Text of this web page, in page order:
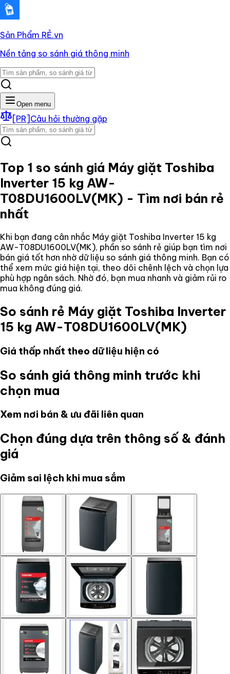
Sản Phẩm RẺ.vn
Nền tảng so sánh giá thông minh
Open menu
[PR] Câu hỏi thường gặp
Top 1 so sánh giá Máy giặt Toshiba
Inverter 15 kg AW-
T08DU1600LV(MK) - Tìm nơi bán rẻ
nhất
Khi bạn đang cân nhắc Máy giặt Toshiba Inverter 15 kg
AW-T08DU1600LV(MK), phần so sánh rẻ giúp bạn tìm nơi
bán giá tốt hơn nhờ dữ liệu so sánh giá thông minh. Bạn có
thể xem mức giá hiện tại, theo dõi chênh lệch và chọn lựa
phù hợp ngân sách. Nhờ đó, bạn mua nhanh và giảm rủi ro
mua không đúng giá.
So sánh rẻ Máy giặt Toshiba Inverter
15 kg AW-T08DU1600LV(MK)
Giá thấp nhất theo dữ liệu hiện có
So sánh giá thông minh trước khi
chọn mua
Xem nơi bán & ưu đãi liên quan
Chọn đúng dựa trên thông số & đánh
giá
Giảm sai lệch khi mua sắm